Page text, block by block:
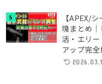
【APEX/
境まとめ
活・エリ
アップ完全